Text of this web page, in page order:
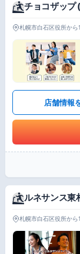
チョコザッ
札幌市白石区役所から
店舗情報
ルネサンス東
札幌市白石区役所から